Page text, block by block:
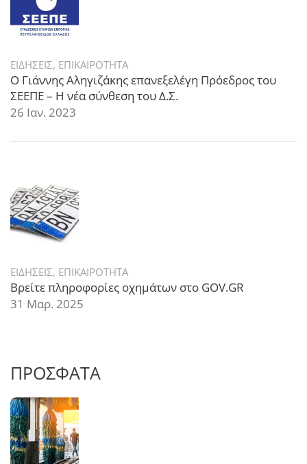
ΕΙΔΗΣΕΙΣ, ΕΠΙΚΑΙΡΟΤΗΤΑ
Ο Γιάννης Αληγιζάκης επανεξελέγη Πρόεδρος του
ΣΕΕΠΕ – Η νέα σύνθεση του Δ.Σ.
26 Ιαν. 2023
ΕΙΔΗΣΕΙΣ, ΕΠΙΚΑΙΡΟΤΗΤΑ
Βρείτε πληροφορίες οχημάτων στο GOV.GR
31 Μαρ. 2025
ΠΡΟΣΦΑΤΑ